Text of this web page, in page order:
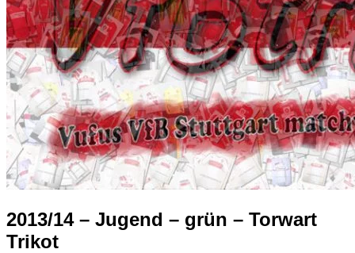
2013/14 – Jugend – grün – Torwart
Trikot